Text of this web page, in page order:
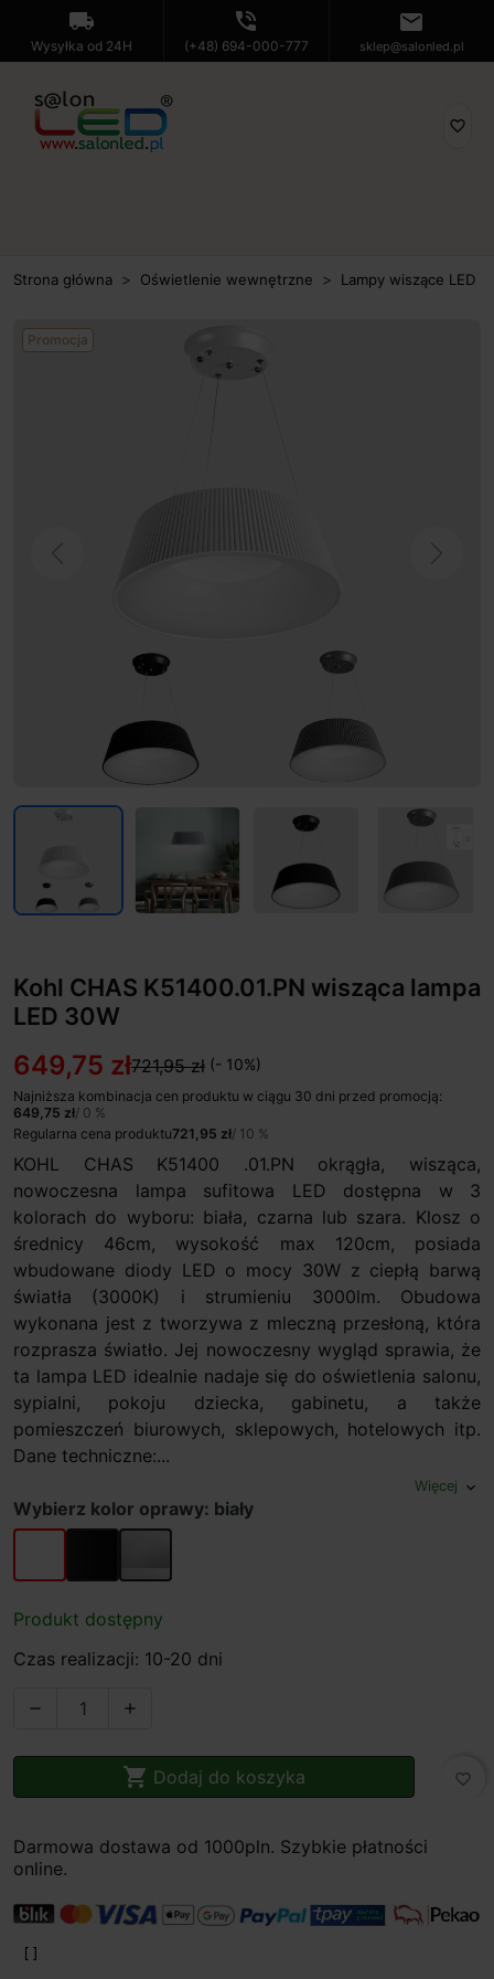
local_shipping
Wysyłka od 24H
phone_in_talk
(+48) 694-000-777
mail
sklep@salonled.pl
favorite_border
Strona główna Oświetlenie wewnętrzne Lampy wiszące LED
Promocja
Kohl CHAS K51400.01.PN wisząca lampa
LED 30W
649,75 zł721,95 zł (- 10%)
Najniższa kombinacja cen produktu w ciągu 30 dni przed promocją:
649,75 zł/ 0 %
Regularna cena produktu721,95 zł/ 10 %
KOHL CHAS K51400 .01.PN okrągła, wisząca,
nowoczesna lampa sufitowa LED dostępna w 3
kolorach do wyboru: biała, czarna lub szara. Klosz o
średnicy 46cm, wysokość max 120cm, posiada
wbudowane diody LED o mocy 30W z ciepłą barwą
światła (3000K) i strumieniu 3000lm. Obudowa
wykonana jest z tworzywa z mleczną przesłoną, która
rozprasza światło. Jej nowoczesny wygląd sprawia, że
ta lampa LED idealnie nadaje się do oświetlenia salonu,
sypialni, pokoju dziecka, gabinetu, a także
pomieszczeń biurowych, sklepowych, hotelowych itp.
Dane techniczne:...
Więcej expand_more
Wybierz kolor oprawy: biały
biały czarnyszary
Produkt dostępny
Czas realizacji: 10-20 dni
 
 Dodaj do koszyka favorite_border
Darmowa dostawa od 1000pln. Szybkie płatności
online.